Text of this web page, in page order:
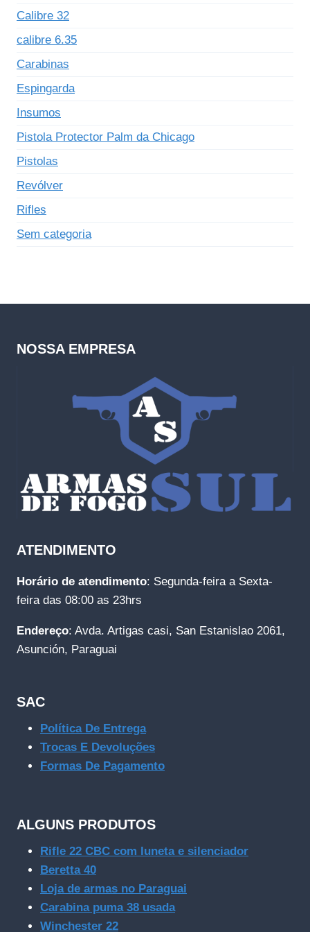
Calibre 32
calibre 6.35
Carabinas
Espingarda
Insumos
Pistola Protector Palm da Chicago
Pistolas
Revólver
Rifles
Sem categoria
NOSSA EMPRESA
ATENDIMENTO
Horário de atendimento: Segunda-feira a Sexta-
feira das 08:00 as 23hrs
Endereço: Avda. Artigas casi, San Estanislao 2061,
Asunción, Paraguai
SAC
Política De Entrega
Trocas E Devoluções
Formas De Pagamento
ALGUNS PRODUTOS
Rifle 22 CBC com luneta e silenciador
Beretta 40
Loja de armas no Paraguai
Carabina puma 38 usada
Winchester 22